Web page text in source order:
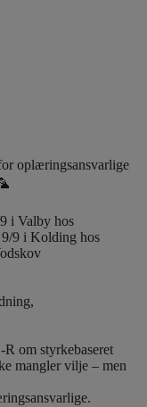
oplæringsansvarlige
i Valby hos
9/9 i Kolding hos
om styrkebaseret
mangler vilje – men